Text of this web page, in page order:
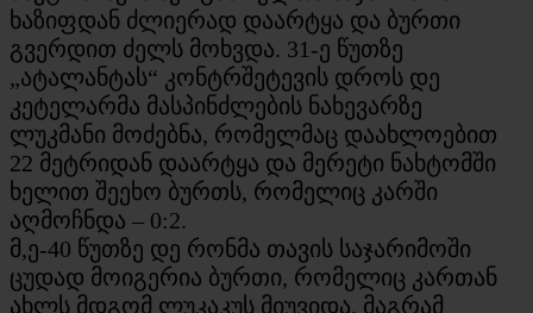
ხაზიფდან ძლიერად დაარტყა და ბურთი
გვერდით ძელს მოხვდა. 31-ე წუთზე
„ატალანტას“ კონტრშეტევის დროს დე
კეტელარმა მასპინძლების ნახევარზე
ლუკმანი მოძებნა, რომელმაც დაახლოებით
22 მეტრიდან დაარტყა და მერეტი ნახტომში
ხელით შეეხო ბურთს, რომელიც კარში
აღმოჩნდა – 0:2.
მ,ე-40 წუთზე დე რონმა თავის საჯარიმოში
ცუდად მოიგერია ბურთი, რომელიც კართან
ახლს მდგომ ლუკაკუს მიუვიდა, მაგრამ